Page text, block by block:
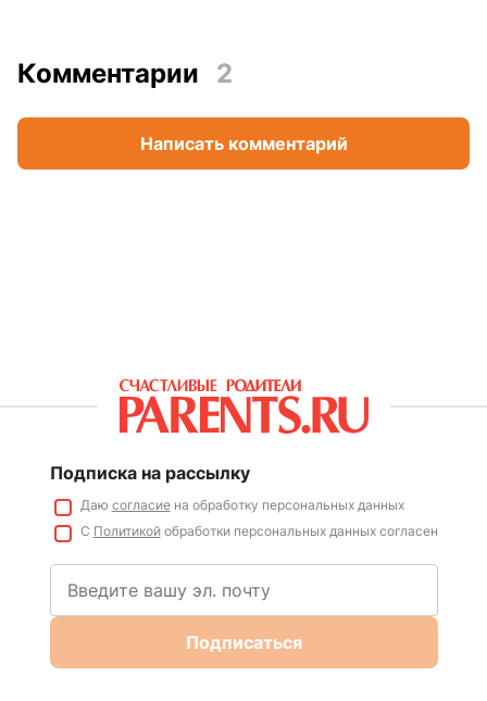
Комментарии 2
Написать комментарий
Подписка на рассылку
Даю согласиена обработку персональных данных
С Политикойобработки персональных данных согласен
Подписаться